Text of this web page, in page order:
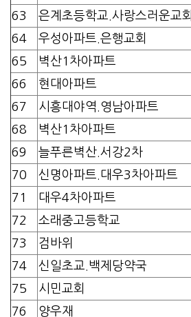
63
은계초등학교.사랑스러운교회
64
우성아파트.은행교회
65
벽산1차아파트
66
현대아파트
67
시흥대야역.영남아파트
68
벽산1차아파트
69
늘푸른벽산.서강2차
70
신명아파트.대우3차아파트
71
대우4차아파트
72
소래중고등학교
73
검바위
74
신일초교.백제당약국
75
시민교회
76
양우재